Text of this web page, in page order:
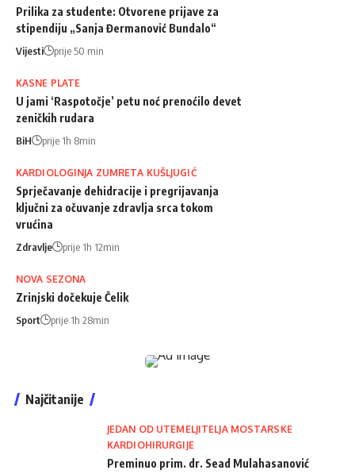
Prilika za studente: Otvorene prijave za
stipendiju „Sanja Đermanović Bundalo“
Vijesti prije 50 min
KASNE PLATE
U jami ‘Raspotočje’ petu noć prenoćilo devet
zeničkih rudara
BiH prije 1h 8min
KARDIOLOGINJA ZUMRETA KUŠLJUGIĆ
Sprječavanje dehidracije i pregrijavanja
ključni za očuvanje zdravlja srca tokom
vrućina
Zdravlje prije 1h 12min
NOVA SEZONA
Zrinjski dočekuje Čelik
Sport prije 1h 28min
Najčitanije
JEDAN OD UTEMELJITELJA MOSTARSKE
KARDIOHIRURGIJE
Preminuo prim. dr. Sead Mulahasanović